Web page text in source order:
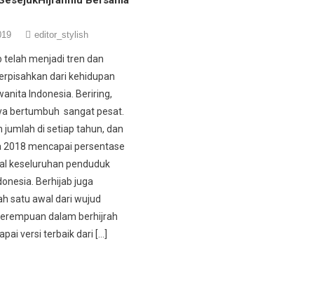
editor_stylish
telah menjadi tren dan
dari kehidupan
Indonesia. Beriring,
bertumbuh sangat pesat.
jumlah di setiap tahun, dan
2018 mencapai persentase
keseluruhan penduduk
Berhijab juga
satu awal dari wujud
dalam berhijrah
versi terbaik dari […]